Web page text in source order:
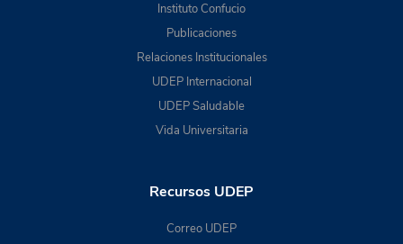
Instituto Confucio
Publicaciones
Relaciones Institucionales
UDEP Internacional
UDEP Saludable
Vida Universitaria
Recursos UDEP
Correo UDEP